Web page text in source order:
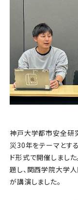
神戸大学都市安全研
災30年をテーマとす
ド形式で開催しました
題し、関西学院大学
が講演しました。